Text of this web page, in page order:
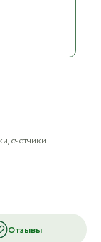
счетчики
Отзывы